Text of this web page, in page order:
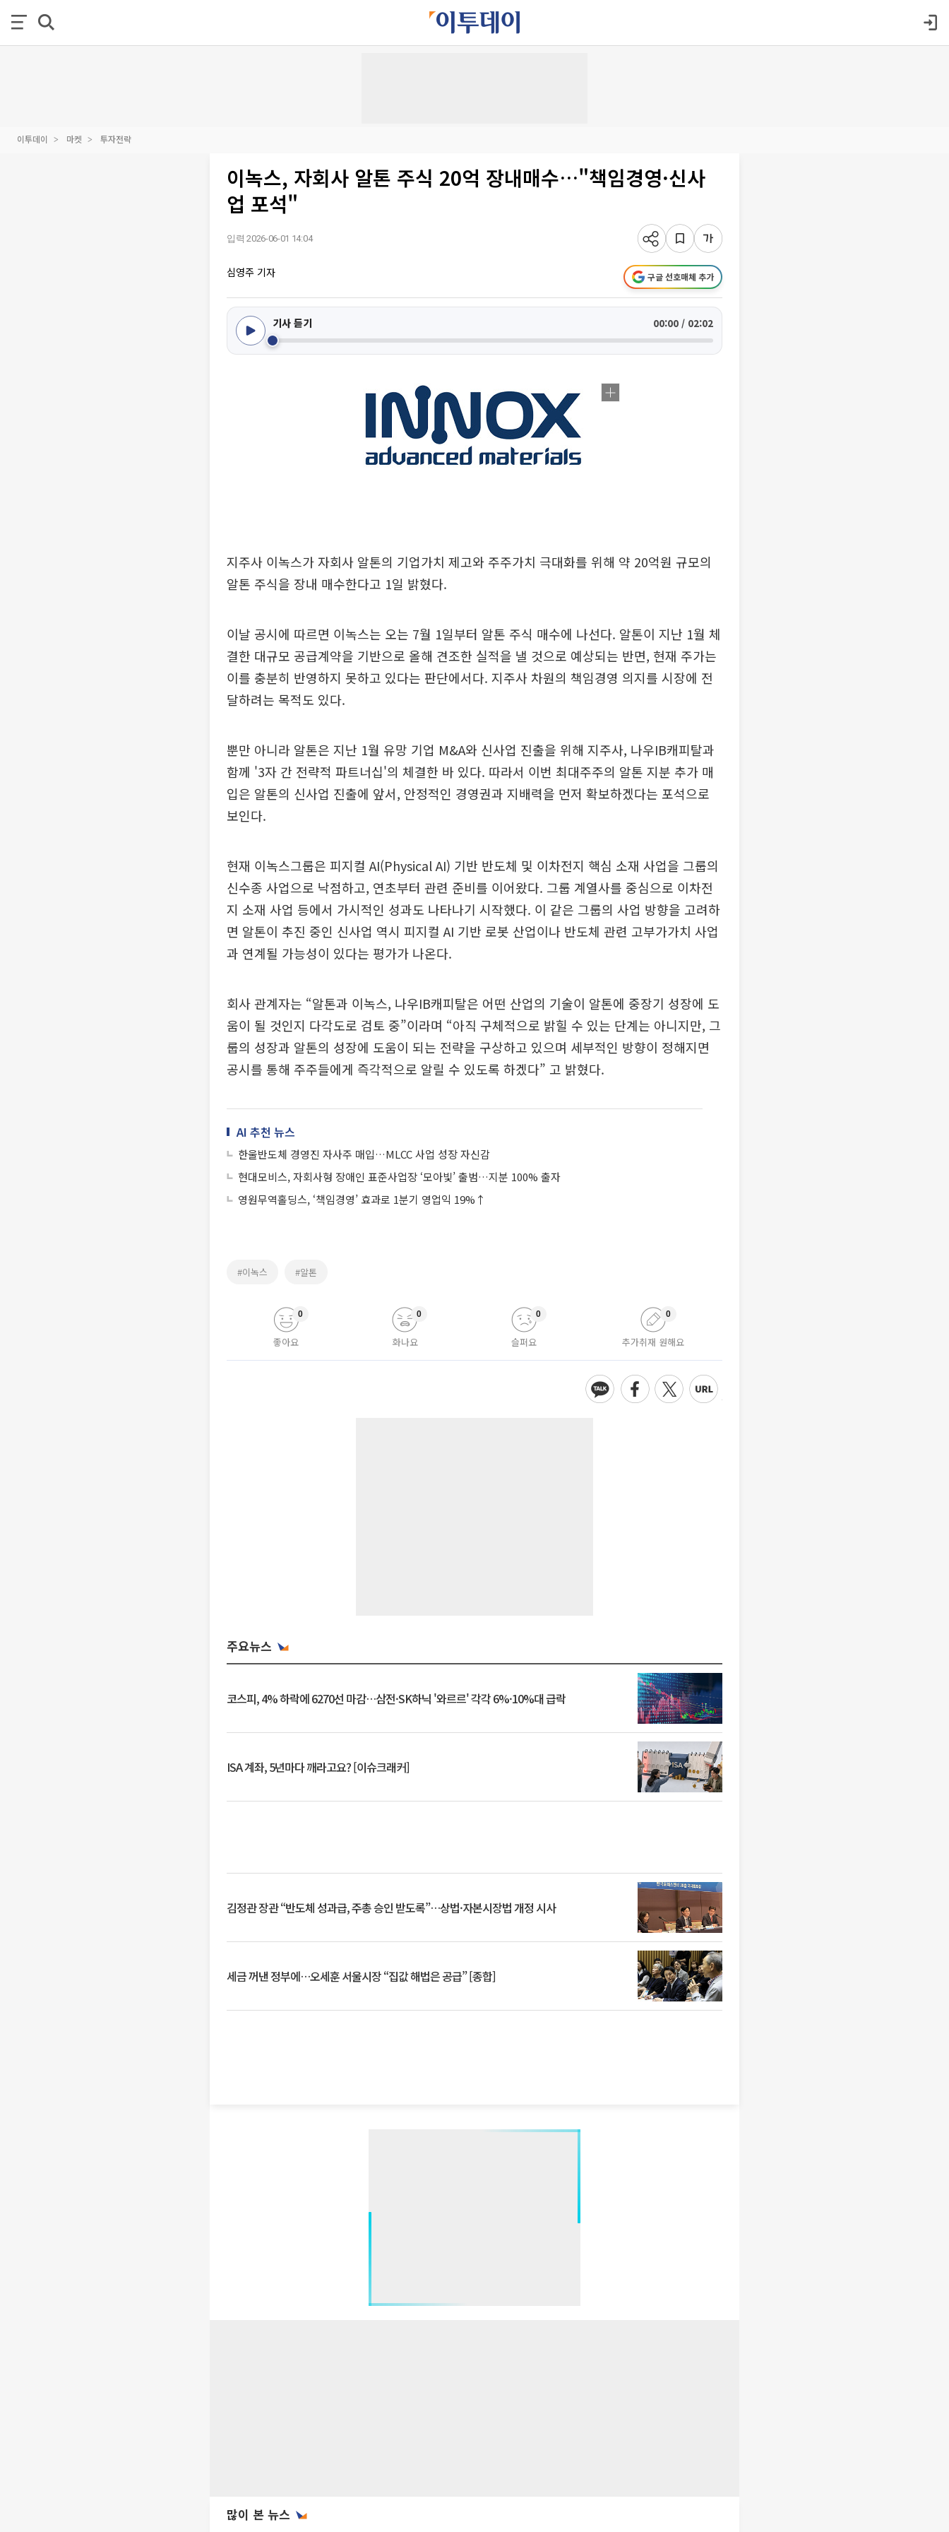
이투데이 마켓 투자전략
이녹스, 자회사 알톤 주식 20억 장내매수…"책임경영·신사
업 포석"
입력 2026-06-01 14:04
심영주 기자 구글 선호매체 추가
기사 듣기 00:00 / 02:02
지주사 이녹스가 자회사 알톤의 기업가치 제고와 주주가치 극대화를 위해 약 20억원 규모의
알톤 주식을 장내 매수한다고 1일 밝혔다.
이날 공시에 따르면 이녹스는 오는 7월 1일부터 알톤 주식 매수에 나선다. 알톤이 지난 1월 체
결한 대규모 공급계약을 기반으로 올해 견조한 실적을 낼 것으로 예상되는 반면, 현재 주가는
이를 충분히 반영하지 못하고 있다는 판단에서다. 지주사 차원의 책임경영 의지를 시장에 전
달하려는 목적도 있다.
뿐만 아니라 알톤은 지난 1월 유망 기업 M&A와 신사업 진출을 위해 지주사, 나우IB캐피탈과
함께 '3자 간 전략적 파트너십'의 체결한 바 있다. 따라서 이번 최대주주의 알톤 지분 추가 매
입은 알톤의 신사업 진출에 앞서, 안정적인 경영권과 지배력을 먼저 확보하겠다는 포석으로
보인다.
현재 이녹스그룹은 피지컬 AI(Physical AI) 기반 반도체 및 이차전지 핵심 소재 사업을 그룹의
신수종 사업으로 낙점하고, 연초부터 관련 준비를 이어왔다. 그룹 계열사를 중심으로 이차전
지 소재 사업 등에서 가시적인 성과도 나타나기 시작했다. 이 같은 그룹의 사업 방향을 고려하
면 알톤이 추진 중인 신사업 역시 피지컬 AI 기반 로봇 산업이나 반도체 관련 고부가가치 사업
과 연계될 가능성이 있다는 평가가 나온다.
회사 관계자는 “알톤과 이녹스, 나우IB캐피탈은 어떤 산업의 기술이 알톤에 중장기 성장에 도
움이 될 것인지 다각도로 검토 중”이라며 “아직 구체적으로 밝힐 수 있는 단계는 아니지만, 그
룹의 성장과 알톤의 성장에 도움이 되는 전략을 구상하고 있으며 세부적인 방향이 정해지면
공시를 통해 주주들에게 즉각적으로 알릴 수 있도록 하겠다” 고 밝혔다.
AI 추천 뉴스
한울반도체 경영진 자사주 매입…MLCC 사업 성장 자신감
현대모비스, 자회사형 장애인 표준사업장 ‘모아빛’ 출범…지분 100% 출자
영원무역홀딩스, ‘책임경영’ 효과로 1분기 영업익 19%↑
#이녹스 #알톤
좋아요
0
화나요
0
슬퍼요
0
추가취재 원해요
0
주요뉴스
코스피, 4% 하락에 6270선 마감…삼전·SK하닉 '와르르' 각각 6%·10%대 급락
ISA 계좌, 5년마다 깨라고요? [이슈크래커]
김정관 장관 “반도체 성과급, 주총 승인 받도록”…상법·자본시장법 개정 시사
세금 꺼낸 정부에…오세훈 서울시장 “집값 해법은 공급” [종합]
많이 본 뉴스